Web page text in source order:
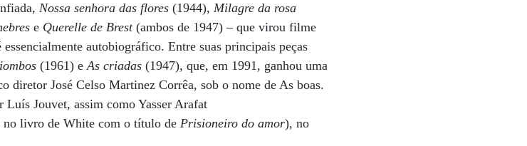
Nossa senhora das flores (1944),Milagre da rosa
e Querelle de Brest(ambos de 1947) – que virou filme
autobiográfico. Entre suas principais peças
(1961) eAs criadas (1947), que, em 1991, ganhou uma
diretor José Celso Martinez Corrêa, sob o nome de As boas.
Jouvet, assim como Yasser Arafat
no livro de White com o título dePrisioneiro do amor), no